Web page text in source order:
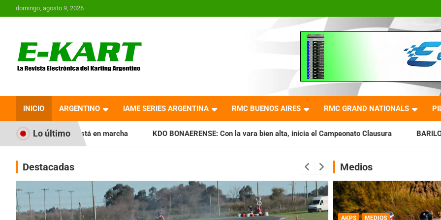
Saltar
al
domingo, agosto 9, 2026
Revista Electrónica del
Karting en Argentina
INICIO ARGENTINO IAME SERIES ARGENTINA RMC BUENOS AIRES RMC GRAND NATIONALS
Lo último
en marcha KDO BONAERENSE: Con la vara bien alta, inicia el Campeonato Clausura BARILOCHENSE: Preparan
Destacadas Medios
AKPS MEDIOS